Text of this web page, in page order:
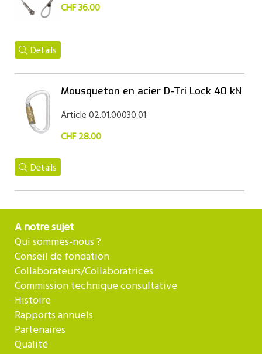
CHF 36.00
Details
Mousqueton en acier D-Tri Lock 40 kN
Article 02.01.00030.01
CHF 28.00
Details
A notre sujet
Qui sommes-nous ?
Conseil de fondation
Collaborateurs/Collaboratrices
Commission technique consultative
Histoire
Rapports annuels
Partenaires
Qualité